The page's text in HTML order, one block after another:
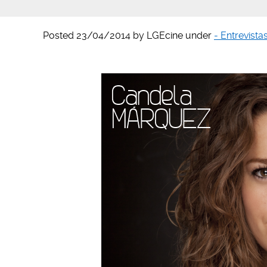
Posted 23/04/2014 by LGEcine under -